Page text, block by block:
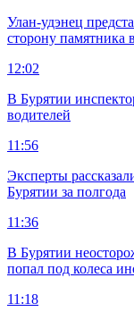
Улан-удэнец
сторону памятника
12:02
В Бурятии
водителей
11:56
Эксперты
Бурятии за полгода
11:36
В Бурятии
попал под колеса
11:18